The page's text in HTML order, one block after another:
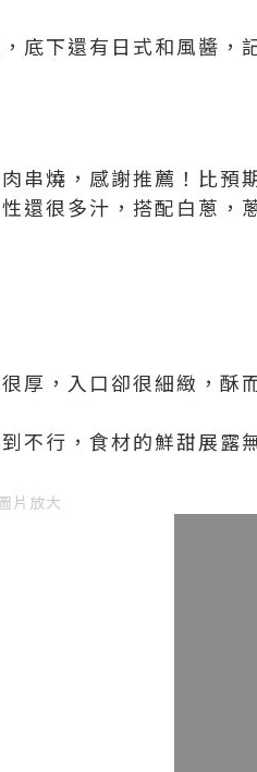
底下還有日式和風醬，
串燒，感謝推薦！比預
還很多汁，搭配白蔥，
厚，入口卻很細緻，酥
不行，食材的鮮甜展露
片放大